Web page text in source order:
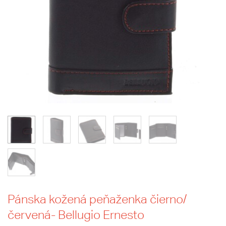
Pánska kožená peňaženka čierno/
červená- Bellugio Ernesto